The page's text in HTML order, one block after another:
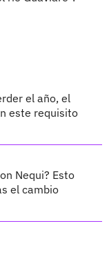
el año, el
este requisito
Nequi? Esto
el cambio